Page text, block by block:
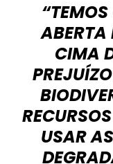
“TEMOS
ABERTA
CIMA
USAR